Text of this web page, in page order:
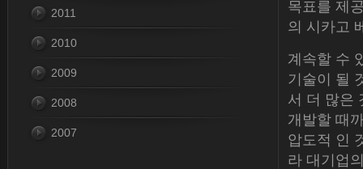
목표를 제
의 시카고
계속할 수
기술이 될
서 더 많은
개발할 때
압도적 인
라 대기업
2011
2010
2009
2008
2007